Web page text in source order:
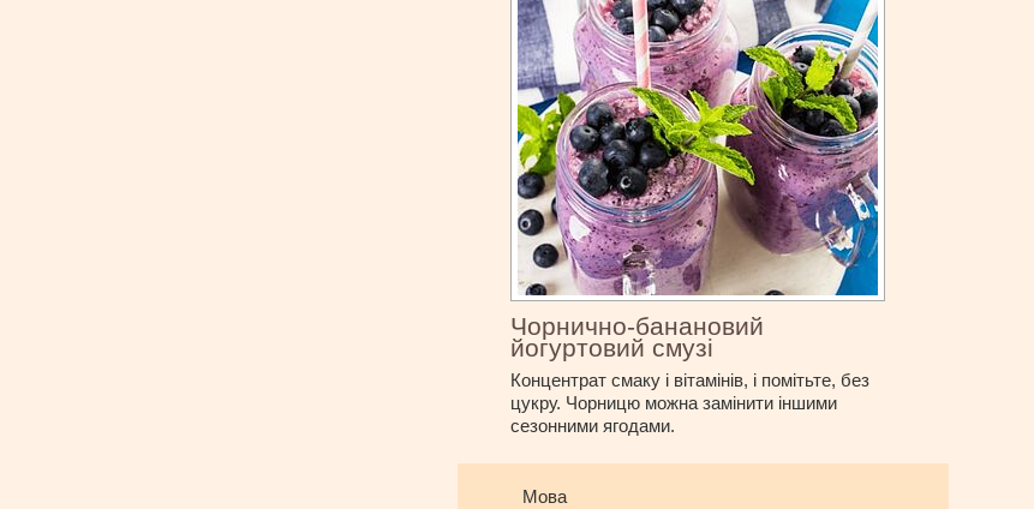
Чорнично-банановий
йогуртовий смузі
Концентрат смаку і вітамінів, і помітьте, без
цукру. Чорницю можна замінити іншими
сезонними ягодами.
Мова